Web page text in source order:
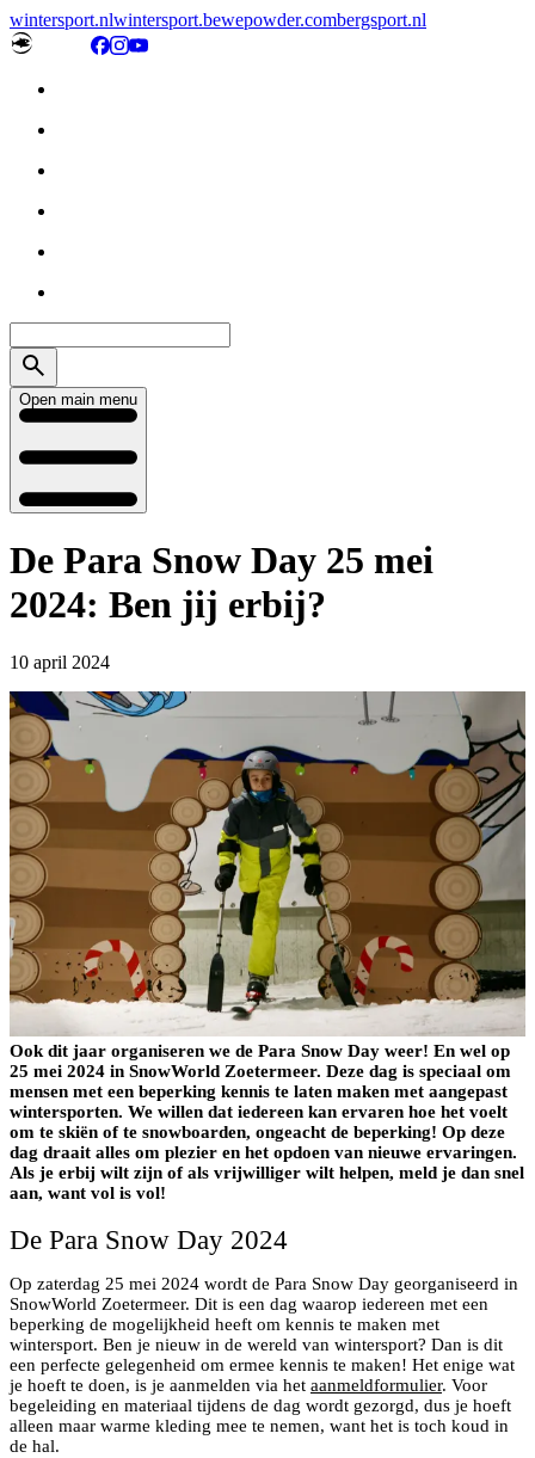
wintersport.nlwintersport.bewepowder.combergsport.nl
Open main menu
De Para Snow Day 25 mei
2024: Ben jij erbij?
10 april 2024
Ook dit jaar organiseren we de Para Snow Day weer! En wel op
25 mei 2024 in SnowWorld Zoetermeer. Deze dag is speciaal om
mensen met een beperking kennis te laten maken met aangepast
wintersporten. We willen dat iedereen kan ervaren hoe het voelt
om te skiën of te snowboarden, ongeacht de beperking! Op deze
dag draait alles om plezier en het opdoen van nieuwe ervaringen.
Als je erbij wilt zijn of als vrijwilliger wilt helpen, meld je dan snel
aan, want vol is vol!
De Para Snow Day 2024
Op zaterdag 25 mei 2024 wordt de Para Snow Day georganiseerd in
SnowWorld Zoetermeer. Dit is een dag waarop iedereen met een
beperking de mogelijkheid heeft om kennis te maken met
wintersport. Ben je nieuw in de wereld van wintersport? Dan is dit
een perfecte gelegenheid om ermee kennis te maken! Het enige wat
je hoeft te doen, is je aanmelden via het aanmeldformulier. Voor
begeleiding en materiaal tijdens de dag wordt gezorgd, dus je hoeft
alleen maar warme kleding mee te nemen, want het is toch koud in
de hal.